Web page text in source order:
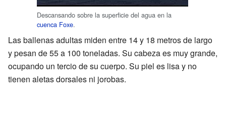
Descansando sobre la superficie del agua en la
cuenca Foxe.
Las ballenas adultas miden entre 14 y 18 metros de largo
y pesan de 55 a 100 toneladas. Su cabeza es muy grande,
ocupando un tercio de su cuerpo. Su piel es lisa y no
tienen aletas dorsales ni jorobas.